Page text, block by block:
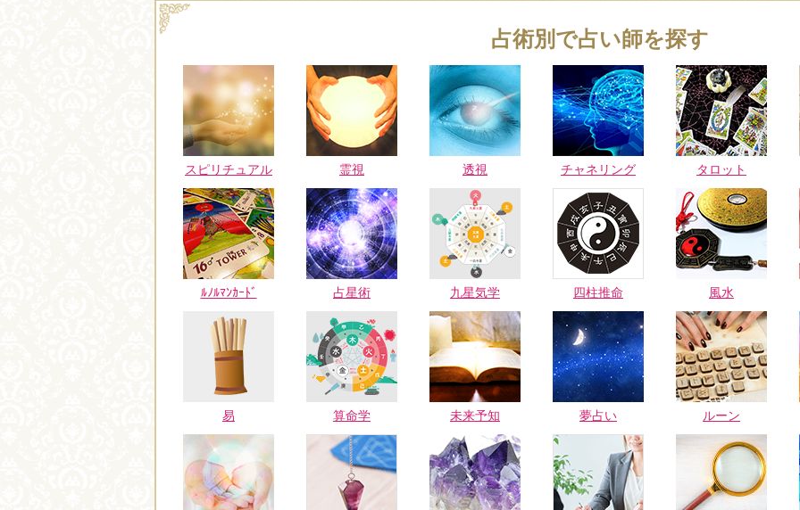
占術別で占い師を探す
スピリチュアル 霊視 透視 チャネリング タロット
ﾙﾉﾙﾏﾝｶｰﾄﾞ 占星術 九星気学 四柱推命 風水
易 算命学 未来予知 夢占い ルーン